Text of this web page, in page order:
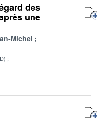
des
une
Michel